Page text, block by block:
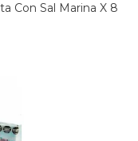
Con Sal Marina X 8